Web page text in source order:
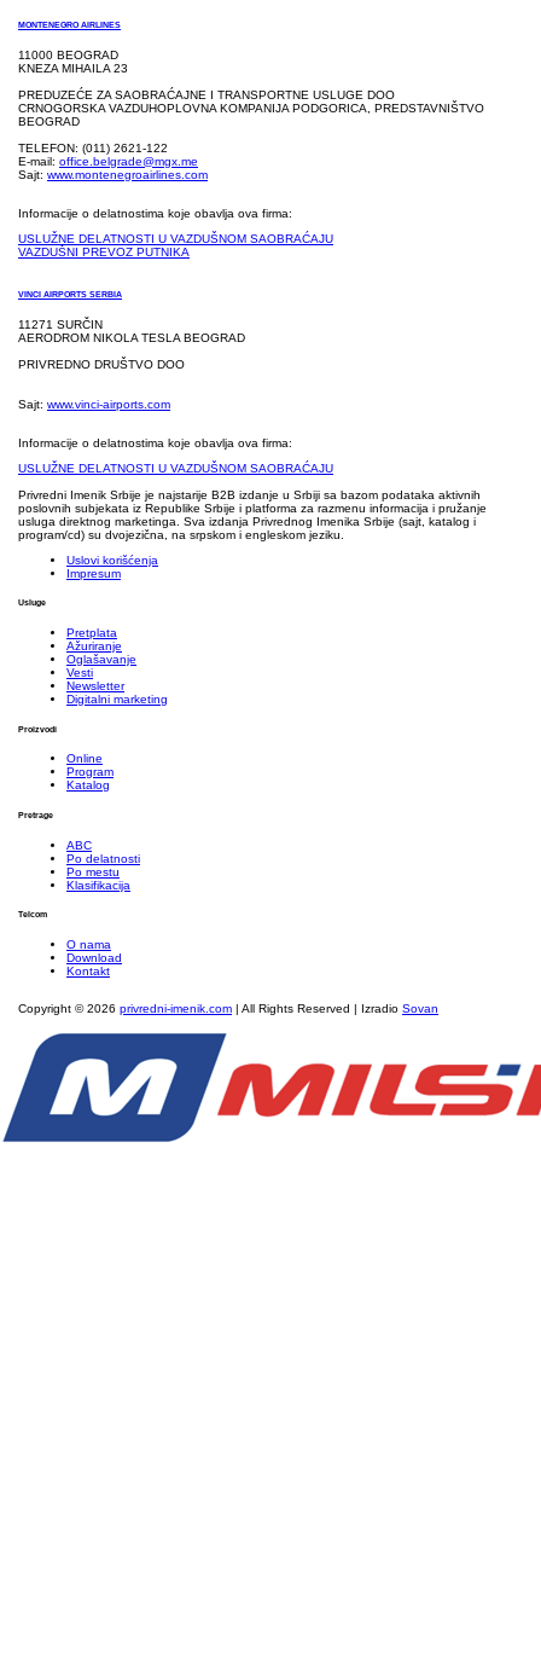
MONTENEGRO AIRLINES
11000 BEOGRAD
KNEZA MIHAILA 23
PREDUZEĆE ZA SAOBRAĆAJNE I TRANSPORTNE USLUGE DOO
CRNOGORSKA VAZDUHOPLOVNA KOMPANIJA PODGORICA, PREDSTAVNIŠTVO
BEOGRAD
TELEFON: (011) 2621-122
E-mail: office.belgrade@mgx.me
Sajt: www.montenegroairlines.com
Informacije o delatnostima koje obavlja ova firma:
USLUŽNE DELATNOSTI U VAZDUŠNOM SAOBRAĆAJU
VAZDUŠNI PREVOZ PUTNIKA
VINCI AIRPORTS SERBIA
11271 SURČIN
AERODROM NIKOLA TESLA BEOGRAD
PRIVREDNO DRUŠTVO DOO
Sajt: www.vinci-airports.com
Informacije o delatnostima koje obavlja ova firma:
USLUŽNE DELATNOSTI U VAZDUŠNOM SAOBRAĆAJU
Privredni Imenik Srbije je najstarije B2B izdanje u Srbiji sa bazom podataka aktivnih
poslovnih subjekata iz Republike Srbije i platforma za razmenu informacija i pružanje
usluga direktnog marketinga. Sva izdanja Privrednog Imenika Srbije (sajt, katalog i
program/cd) su dvojezična, na srpskom i engleskom jeziku.
Uslovi korišćenja
Impresum
Usluge
Pretplata
Ažuriranje
Oglašavanje
Vesti
Newsletter
Digitalni marketing
Proizvodi
Online
Program
Katalog
Pretrage
ABC
Po delatnosti
Po mestu
Klasifikacija
Telcom
O nama
Download
Kontakt
Copyright © 2026 privredni-imenik.com | All Rights Reserved | Izradio Sovan